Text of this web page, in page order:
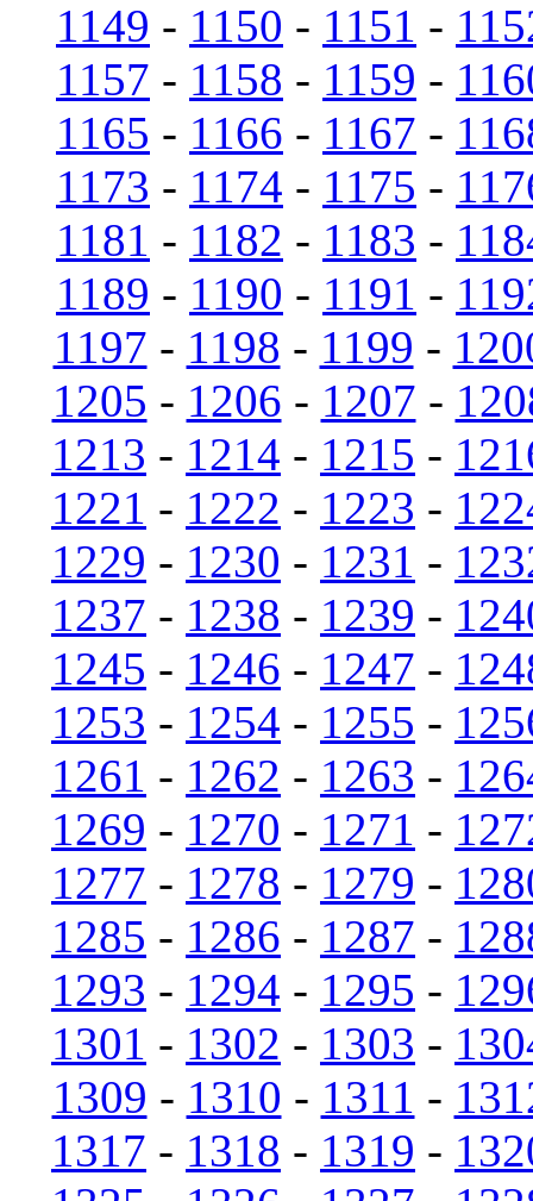
1149 - 1150 - 1151 -
1157 - 1158 - 1159 -
1165 - 1166 - 1167 -
1173 - 1174 - 1175 -
1181 - 1182 - 1183 -
1189 - 1190 - 1191 -
1197 - 1198 - 1199 -
1205 - 1206 - 1207 -
1213 - 1214 - 1215 -
1221 - 1222 - 1223 -
1229 - 1230 - 1231 -
1237 - 1238 - 1239 -
1245 - 1246 - 1247 -
1253 - 1254 - 1255 -
1261 - 1262 - 1263 -
1269 - 1270 - 1271 -
1277 - 1278 - 1279 -
1285 - 1286 - 1287 -
1293 - 1294 - 1295 -
1301 - 1302 - 1303 -
1309 - 1310 - 1311 -
1317 - 1318 - 1319 -